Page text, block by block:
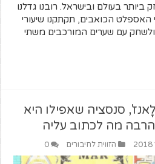
בעולם ובישראל. רובנו גדלנו
האספלט הכואבים, תקתקנו שיעורי
עם שערים המורכבים משתי
סנסציה שאפילו היא
מה לכתוב עליה
הזווית לחיבורים 0